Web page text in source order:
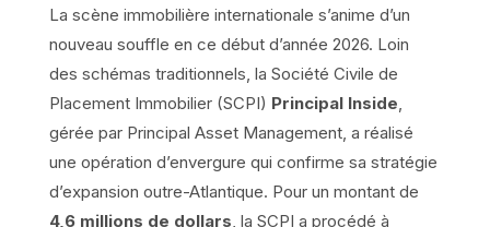
La scène immobilière internationale s’anime d’un
nouveau souffle en ce début d’année 2026. Loin
des schémas traditionnels, la Société Civile de
Placement Immobilier (SCPI) Principal Inside
gérée par Principal Asset Management, a réalisé
une opération d’envergure qui confirme sa stratégie
d’expansion outre-Atlantique. Pour un montant de
4,6 millions de dollars , la SCPI a procédé à